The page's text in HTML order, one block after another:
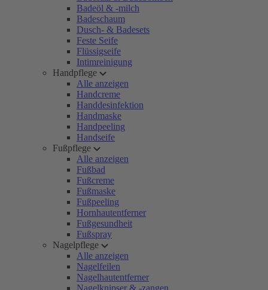
Badeöl & -milch
Badeschaum
Dusch- & Badesets
Feste Seife
Flüssigseife
Intimreinigung
Handpflege
Alle anzeigen
Handcreme
Handdesinfektion
Handmaske
Handpeeling
Handseife
Fußpflege
Alle anzeigen
Fußbad
Fußcreme
Fußmaske
Fußpeeling
Hornhautentferner
Fußgesundheit
Fußspray
Nagelpflege
Alle anzeigen
Nagelfeilen
Nagelhautentferner
Nagelknipser & -zangen